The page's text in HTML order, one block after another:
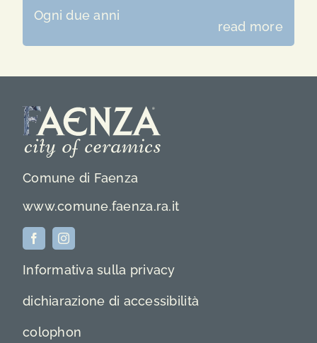
Ogni due anni
read more
Comune di Faenza
www.comune.faenza.ra.it
Informativa sulla privacy
dichiarazione di accessibilità
colophon